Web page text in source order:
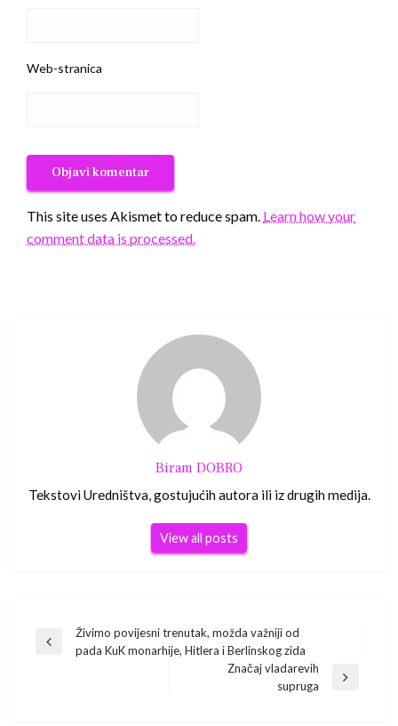
Web-stranica
This site uses Akismet to reduce spam. Learn how your
comment data is processed.
Biram DOBRO
Tekstovi Uredništva, gostujućih autora ili iz drugih medija.
View all posts
Navigacija
Previous
Živimo povijesni trenutak, možda važniji od
pada KuK monarhije, Hitlera i Berlinskog zida
Značaj vladarevih
supruga